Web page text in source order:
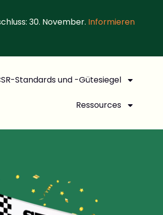
30. November. Informieren
Standards und -Gütesiegel
Ressources